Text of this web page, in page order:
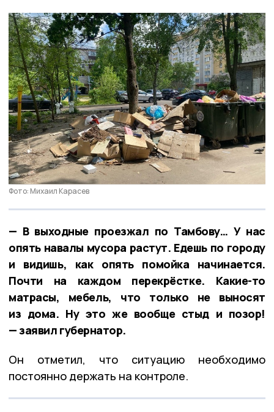
Фото: Михаил Карасев
— В выходные проезжал по Тамбову… У нас
опять навалы мусора растут. Едешь по городу
и видишь, как опять помойка начинается.
Почти на каждом перекрёстке. Какие-то
матрасы, мебель, что только не выносят
из дома. Ну это же вообще стыд и позор!
— заявил губернатор.
Он отметил, что ситуацию необходимо
постоянно держать на контроле.